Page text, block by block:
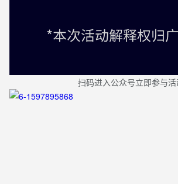
扫码进入公众号立即参与